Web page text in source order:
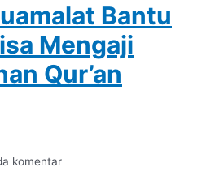
Bantu
Mengaji
Qur’an
komentar